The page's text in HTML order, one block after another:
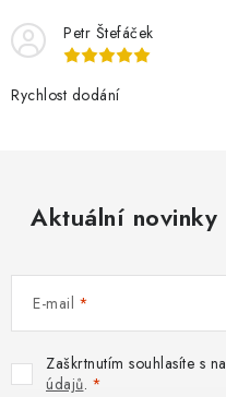
Petr Štefáček
Rychlost dodání
Aktuální novinky
E-mail
Zaškrtnutím souhlasíte s
údajů.